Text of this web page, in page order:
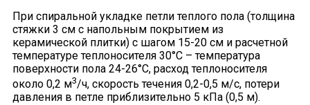
При спиральной укладке петли теплого пола (толщина
стяжки 3 см с напольным покрытием из
керамической плитки) с шагом 15-20 см и расчетной
температуре теплоносителя 30°С – температура
поверхности пола 24-26°С, расход теплоносителя
около 0,2 м3/ч, скорость течения 0,2-0,5 м/с, потери
давления в петле приблизительно 5 кПа (0,5 м).